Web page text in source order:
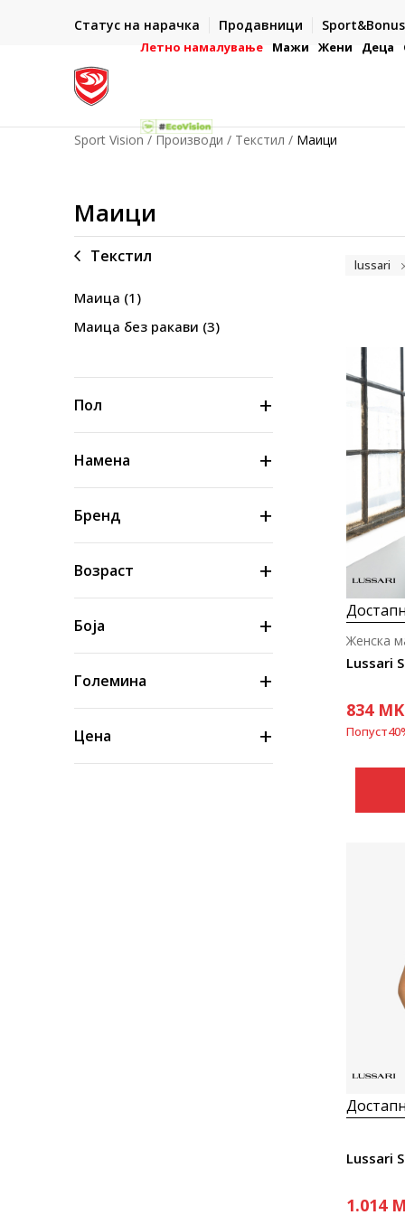
Статус на нарачка Продавници Sport&Bonus
- на сите нарачки во готово или со електронска
Летно намалување Мажи Жени Деца
Sport Vision Производи Текстил Маици
Маици
Текстил
Маица (1)
Маица без ракави (3)
Пол
Намена
Бренд
Возраст
Боја
Големина
Цена
lussari
Lussari
Женска
834
Попуст40
Lussari
1.014